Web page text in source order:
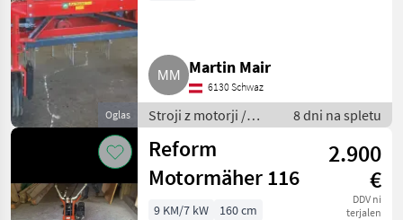
Oglas
Martin Mair
6130 Schwaz
Stroji z motorji /
Motorna kosilnica/
prekopalnik
8 dni na spletu
Reform
Motormäher 116
2.900
€
DDV ni
terjalen
9 KM/7 kW 160 cm